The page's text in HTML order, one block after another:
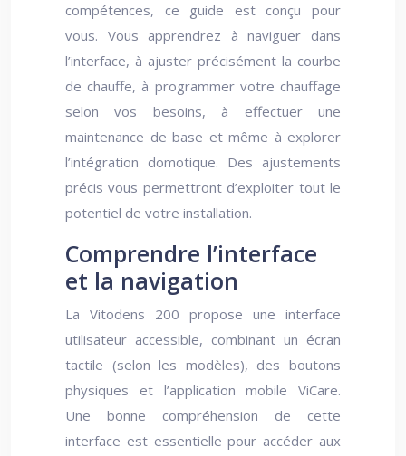
compétences, ce guide est conçu pour
vous. Vous apprendrez à naviguer dans
l’interface, à ajuster précisément la courbe
de chauffe, à programmer votre chauffage
selon vos besoins, à effectuer une
maintenance de base et même à explorer
l’intégration domotique. Des ajustements
précis vous permettront d’exploiter tout le
potentiel de votre installation.
Comprendre l’interface
et la navigation
La Vitodens 200 propose une interface
utilisateur accessible, combinant un écran
tactile (selon les modèles), des boutons
physiques et l’application mobile ViCare.
Une bonne compréhension de cette
interface est essentielle pour accéder aux